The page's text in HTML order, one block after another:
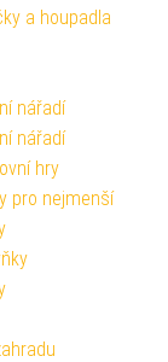
a houpadla
nářadí
nářadí
hry
pro nejmenší